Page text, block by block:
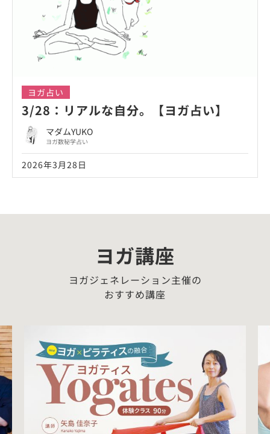
ヨガ占い
3/28：リアルな自分。【ヨガ占い】
マダムYUKO
ヨガ数秘学占い
2026年3月28日
ヨガ講座
ヨガジェネレーション主催の
おすすめ講座